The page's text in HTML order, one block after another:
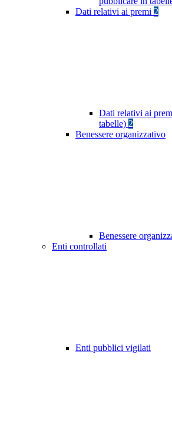
Dati relativi ai premi 2
Dati relativi ai
tabelle) 2
Benessere organizzativo
Benessere
Enti controllati
Enti pubblici vigilati